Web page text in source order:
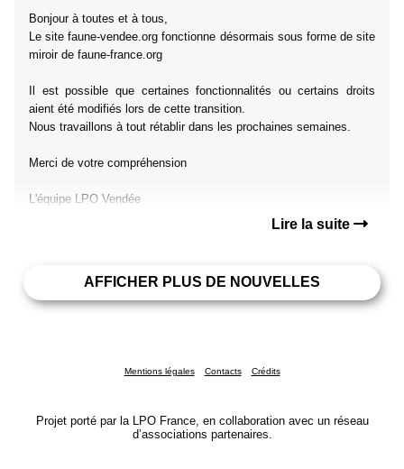
Bonjour à toutes et à tous,
Le site faune-vendee.org fonctionne désormais sous forme de site
miroir de faune-france.org
Il est possible que certaines fonctionnalités ou certains droits
aient été modifiés lors de cette transition.
Nous travaillons à tout rétablir dans les prochaines semaines.
Merci de votre compréhension
L'équipe LPO Vendée
Lire la suite
AFFICHER PLUS DE NOUVELLES
Mentions légales Contacts Crédits
Projet porté par la LPO France, en collaboration avec un réseau
d’associations partenaires.